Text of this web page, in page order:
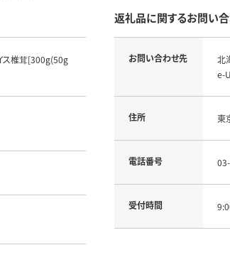
ス椎茸[300g(50g
返礼品に関するお問い
お問い合わせ先
北
e-
住所 東
電話番号
受付時間